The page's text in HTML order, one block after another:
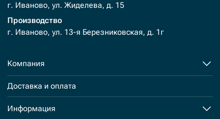
г. Иваново, ул. Жиделева, д. 15
Производство
г. Иваново, ул. 13-я Березниковская, д. 1г
Компания
Доставка и оплата
Информация